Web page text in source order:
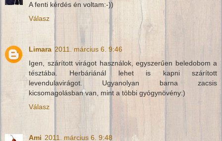
A fenti kérdés én voltam:-))
Válasz
Limara 2011. március 6. 9:46
Igen, szárított virágot használok, egyszerűen beledobom a
tésztába. Herbáriánál lehet is kapni szárított
levendulavirágot. Ugyanolyan barna zacsis
kicsomagolásban van, mint a többi gyógynövény:)
Válasz
Ami 2011. március 6. 9:48